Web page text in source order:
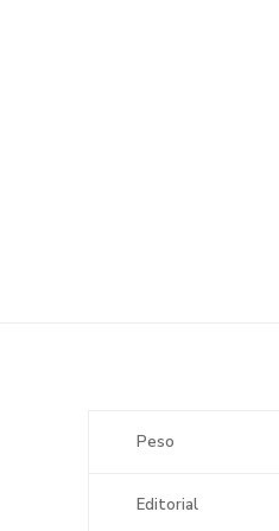
Peso
Editorial